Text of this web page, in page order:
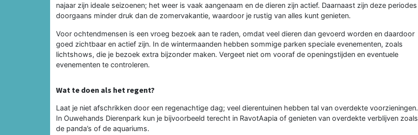
najaar zijn ideale seizoenen; het weer is vaak aangenaam en de dieren zijn actief. Daarnaast zijn deze periodes
doorgaans minder druk dan de zomervakantie, waardoor je rustig van alles kunt genieten.
Voor ochtendmensen is een vroeg bezoek aan te raden, omdat veel dieren dan gevoerd worden en daardoor
goed zichtbaar en actief zijn. In de wintermaanden hebben sommige parken speciale evenementen, zoals
lichtshows, die je bezoek extra bijzonder maken. Vergeet niet om vooraf de openingstijden en eventuele
evenementen te controleren.
Wat te doen als het regent?
Laat je niet afschrikken door een regenachtige dag; veel dierentuinen hebben tal van overdekte voorzieningen.
In Ouwehands Dierenpark kun je bijvoorbeeld terecht in RavotAapia of genieten van overdekte verblijven zoals
de panda’s of de aquariums.